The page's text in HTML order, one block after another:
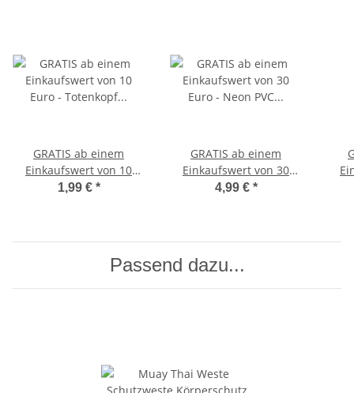
GRATIS ab einem
Einkaufswert von 10
Euro - Totenkopf Perlen
1,99 € *
GRATIS ab einem
Einkaufswert von 30
Euro - Neon PVC
4,99 € *
Passend dazu...